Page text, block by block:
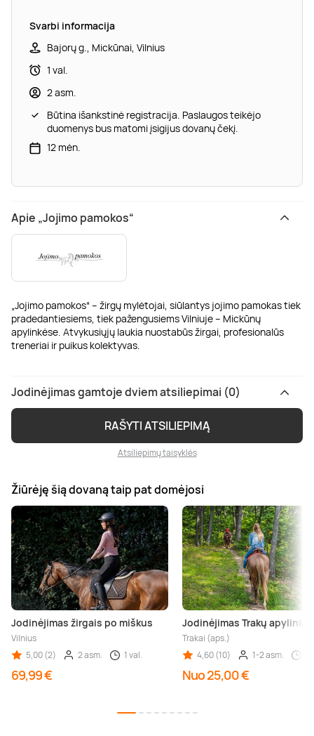
Svarbi informacija
Bajorų g., Mickūnai, Vilnius
1 val.
2 asm.
Būtina išankstinė registracija. Paslaugos teikėjo
duomenys bus matomi įsigijus dovanų čekį.
12 mėn.
Apie „Jojimo pamokos“
„Jojimo pamokos“ – žirgų mylėtojai, siūlantys jojimo pamokas tiek
pradedantiesiems, tiek pažengusiems Vilniuje – Mickūnų
apylinkėse. Atvykusiųjų laukia nuostabūs žirgai, profesionalūs
treneriai ir puikus kolektyvas.
Jodinėjimas gamtoje dviem atsiliepimai (0)
RAŠYTI ATSILIEPIMĄ
Atsiliepimų taisyklės
Žiūrėję šią dovaną taip pat domėjosi
Jodinėjimas žirgais po miškus
Vilnius
5,00 (2)
2 asm. 1 val.
69,99 €
Jodinėjimas Trakų
Trakai (aps.)
4,60 (10)
1-2 asm.
Nuo 25,00 €